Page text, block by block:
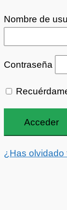
Nombre de
Contraseña
¿Has olvidado